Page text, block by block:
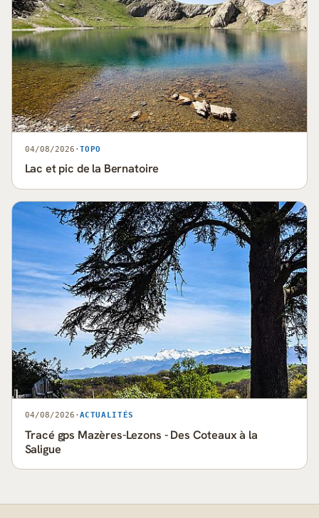
04/08/2026 · TOPO
Lac et pic de la Bernatoire
04/08/2026 · ACTUALITÉS
Tracé gps Mazères-Lezons - Des Coteaux à la
Saligue